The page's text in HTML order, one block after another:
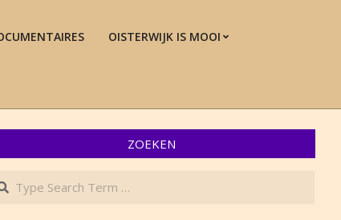
OISTERWIJK IS MOOI
ZOEKEN